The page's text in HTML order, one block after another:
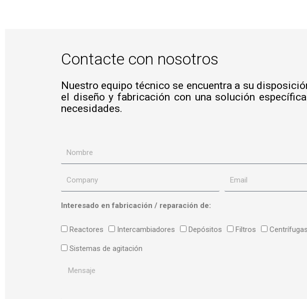
Contacte con nosotros
Nuestro equipo técnico se encuentra a su
el diseño y fabricación con una solución
necesidades.
b
r
e
p
a
Interesado en fabricación / reparación de:
T
i
Reactores Intercambiadores Depósitos Filtros Centrífugas
Sistemas de agitación